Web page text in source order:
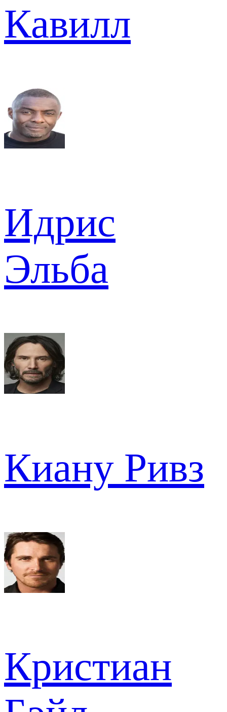
Кавилл
Идрис
Эльба
Киану Ривз
Кристиан